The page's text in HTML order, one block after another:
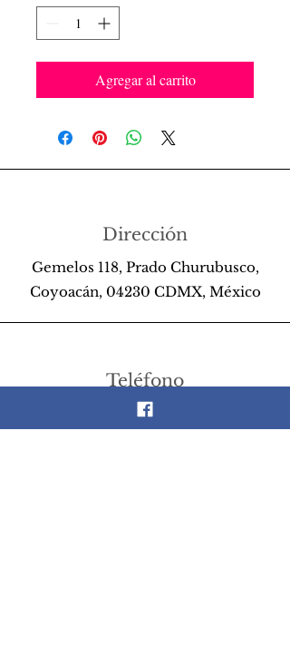
Agregar al carrito
Dirección
Gemelos 118, Prado Churubusco,
Coyoacán, 04230 CDMX, México
Teléfono
55 26 89 13 14